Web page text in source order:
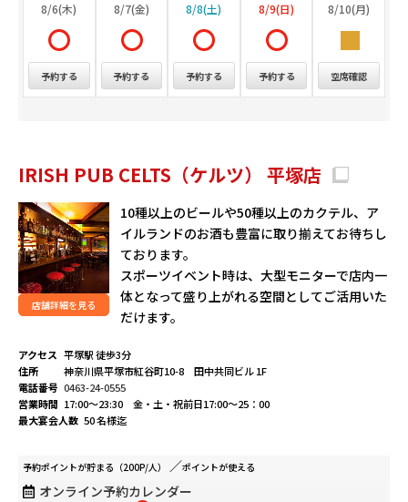
8/6(木)
予約する
8/7(金)
予約する
8/8(土)
予約する
8/9(日)
予約する
8/10(月)
空席確認
IRISH PUB CELTS（ケルツ） 平塚店
店舗詳細を見る
10種以上のビールや50種以上のカクテル、ア
イルランドのお酒も豊富に取り揃えてお待ちし
ております。
スポーツイベント時は、大型モニターで店内一
体となって盛り上がれる空間としてご活用いた
だけます。
アクセス 平塚駅 徒歩3分
住所
神奈川県平塚市紅谷町10-8 田中共同ビル 1F
電話番号 0463-24-0555
営業時間 17:00～23:30 金・土・祝前日17:00～25：00
最大宴会人数 50 名様迄
予約ポイントが貯まる（200P/人） ポイントが使える
オンライン予約カレンダー